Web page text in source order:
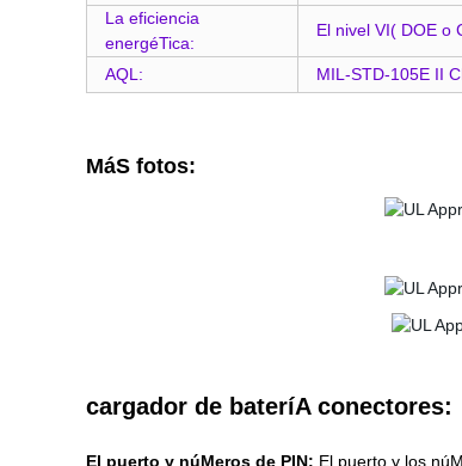
La eficiencia
energéTica:
El nivel VI( DOE o
AQL: MIL-STD-105E II
MáS fotos:
cargador de bateríA conectores:
El puerto y núMeros de PIN: El puerto y los